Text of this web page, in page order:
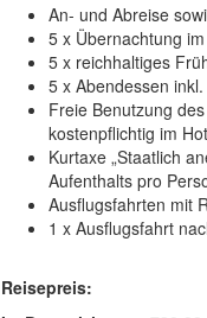
An- und Abreise
5 x Übernachtung im
5 x reichhaltiges
5 x Abendessen
Freie Benutzung
kostenpflichtig im
Kurtaxe „Staatlich
Aufenthalts pro
Ausflugsfahrten mit
1 x Ausflugsfahrt
Reisepreis: